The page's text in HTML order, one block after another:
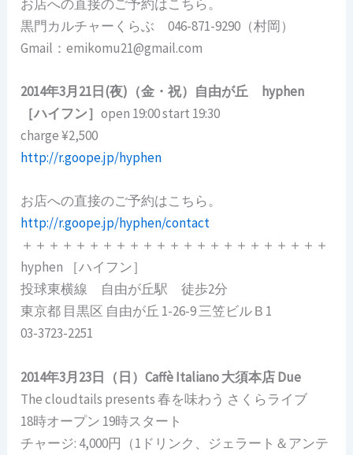
お店への直接のご予約はこちら。
黒門カルチャーくらぶ 046-871-9290（村岡）
Gmail：emikomu21@gmail.com
2014年3月21日(夜)（金・祝）自由が丘 hyphen
［ハイフン］open 19:00 start 19:30
charge ¥2,500
http://r.goope.jp/hyphen
お店への直接のご予約はこちら。
http://r.goope.jp/hyphen/contact
＋＋＋＋＋＋＋＋＋＋＋＋＋＋＋＋＋＋＋＋＋＋＋
hyphen ［ハイフン］
投球東横線 自由が丘駅 徒歩2分
東京都 目黒区 自由が丘 1-26-9 三笠ビルＢ1
03-3723-2251
2014年3月23日（日）Caffè Italiano 大須本店 Due
The cloudtails presents 春を味わう さくらライブ
18時オープン 19時スタート
チャージ: 4,000円（1ドリンク、ジェラート＆アンテ